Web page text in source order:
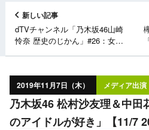
新しい記事
dTVチャンネル「乃木坂46山崎
怜奈 歴史のじかん」#26：女3
2019年11月7日（木） メディア出演
乃木坂46 松村沙友理＆中田花奈MC！ ニコ生「生
のアイドルが好き」【11/7